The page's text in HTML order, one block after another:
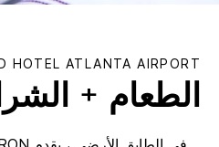
HOTEL ATLANTA AIRPORT
الطعام +